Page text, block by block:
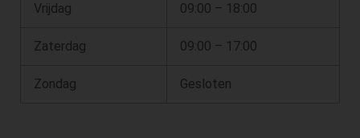
Vrijdag 09:00 – 18:00
Zaterdag 09:00 – 17:00
Zondag Gesloten